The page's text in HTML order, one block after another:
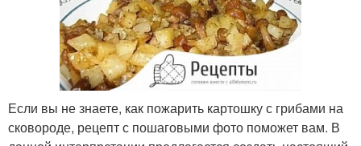
Если вы не знаете, как пожарить картошку с грибами на
сковороде, рецепт с пошаговыми фото поможет вам. В